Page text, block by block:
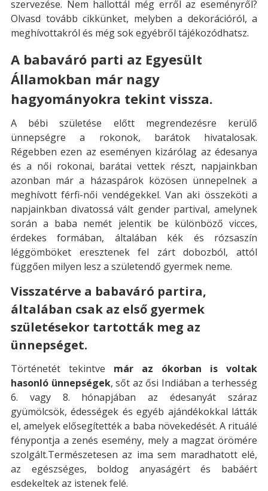
szervezése. Nem hallottál még erről az eseményről?
Olvasd tovább cikkünket, melyben a dekorációról, a
meghívottakról és még sok egyébről tájékozódhatsz.
A babaváró parti az Egyesült
Államokban már nagy
hagyományokra tekint vissza.
A bébi születése előtt megrendezésre kerülő
ünnepségre a rokonok, barátok hivatalosak.
Régebben ezen az eseményen kizárólag az édesanya
és a női rokonai, barátai vettek részt, napjainkban
azonban már a házaspárok közösen ünnepelnek a
meghívott férfi-női vendégekkel. Van aki összeköti a
napjainkban divatossá vált gender partival, amelynek
során a baba nemét jelentik be különböző vicces,
érdekes formában, általában kék és rózsaszín
léggömböket eresztenek fel zárt dobozból, attól
függően milyen lesz a születendő gyermek neme.
Visszatérve a babaváró partira,
általában csak az első gyermek
születésekor tartották meg az
ünnepséget.
Történetét tekintve már az ókorban is voltak
hasonló ünnepségek, sőt az ősi Indiában a terhesség
6. vagy 8. hónapjában az édesanyát száraz
gyümölcsök, édességek és egyéb ajándékokkal látták
el, amelyek elősegítették a baba növekedését. A rituálé
fénypontja a zenés esemény, mely a magzat örömére
szolgált.Természetesen az ima sem maradhatott elé,
az egészséges, boldog anyaságért és babáért
esdekeltek az istenek felé.